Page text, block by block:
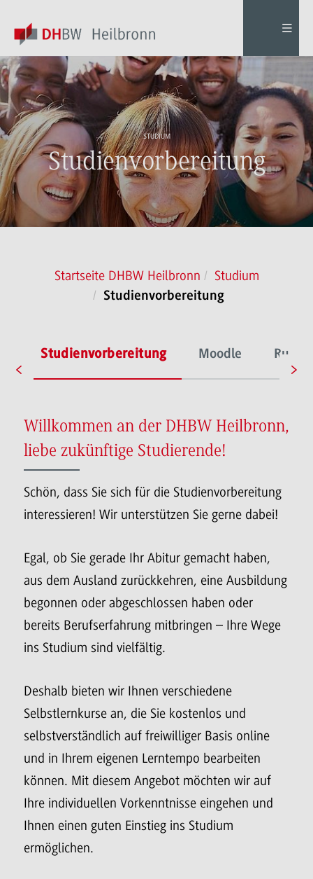
STUDIUM
Studienvorbereitung
Startseite DHBW Heilbronn Studium
Studienvorbereitung
Studienvorbereitung Moodle Rund
Willkommen an der DHBW Heilbronn,
liebe zukünftige Studierende!
Schön, dass Sie sich für die Studienvorbereitung
interessieren! Wir unterstützen Sie gerne dabei!
Egal, ob Sie gerade Ihr Abitur gemacht haben,
aus dem Ausland zurückkehren, eine Ausbildung
begonnen oder abgeschlossen haben oder
bereits Berufserfahrung mitbringen – Ihre Wege
ins Studium sind vielfältig.
Deshalb bieten wir Ihnen verschiedene
Selbstlernkurse an, die Sie kostenlos und
selbstverständlich auf freiwilliger Basis online
und in Ihrem eigenen Lerntempo bearbeiten
können. Mit diesem Angebot möchten wir auf
Ihre individuellen Vorkenntnisse eingehen und
Ihnen einen guten Einstieg ins Studium
ermöglichen.